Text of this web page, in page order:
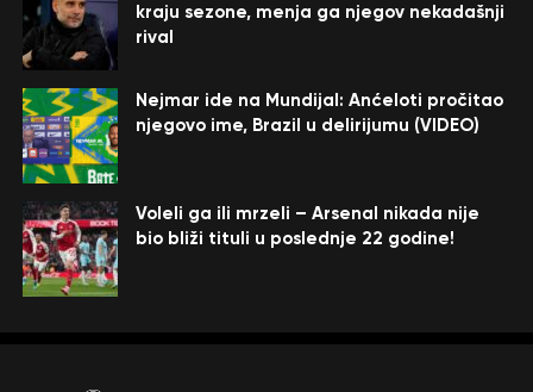
kraju sezone, menja ga njegov nekadašnji
rival
Nejmar ide na Mundijal: Anćeloti pročitao
njegovo ime, Brazil u delirijumu (VIDEO)
Voleli ga ili mrzeli – Arsenal nikada nije
bio bliži tituli u poslednje 22 godine!